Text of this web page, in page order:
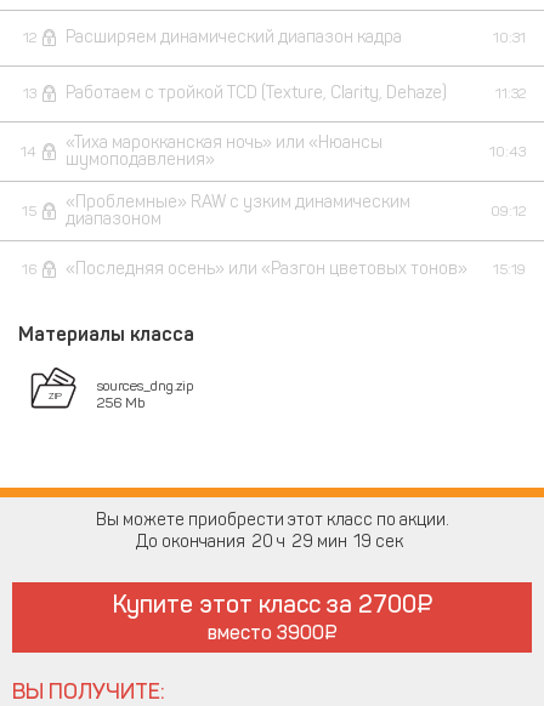
12 Расширяем динамический диапазон кадра 10:31
13 Работаем с тройкой TCD (Texture, Clarity, Dehaze) 11:32
14
«Тиха марокканская ночь» или «Нюансы
шумоподавления»
10:43
15
«Проблемные» RAW с узким динамическим
диапазоном
09:12
16 «Последняя осень» или «Разгон цветовых тонов» 15:19
Материалы класса
sources_dng.zip
256 Mb
Вы можете приобрести этот класс по акции.
До окончания 20 29 18
Купите этот класс за 2700
вместо 3900
ВЫ ПОЛУЧИТЕ: